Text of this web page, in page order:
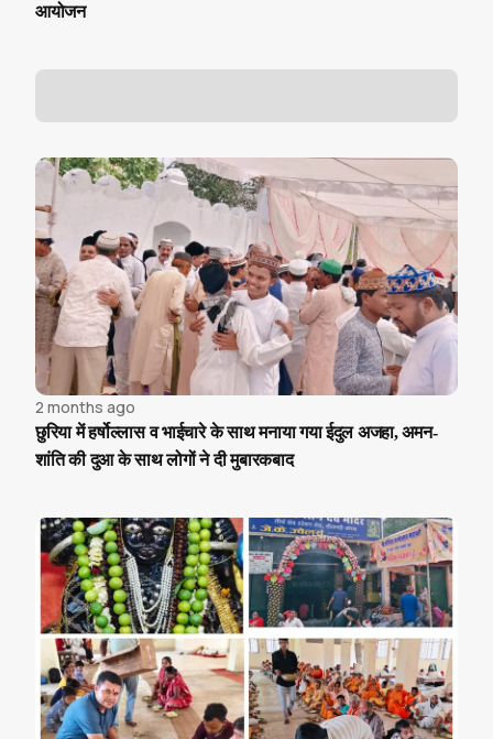
आयोजन
2 months ago
छुरिया में हर्षोल्लास व भाईचारे के साथ मनाया गया ईदुल अजहा, अमन-
शांति की दुआ के साथ लोगों ने दी मुबारकबाद